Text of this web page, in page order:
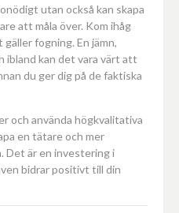
utan också kan skapa
att måla över. Kom ihåg
fogning. En jämn,
ibland kan det vara värt att
du ger dig på de faktiska
och använda högkvalitativa
en tätare och mer
Det är en investering i
bidrar positivt till din